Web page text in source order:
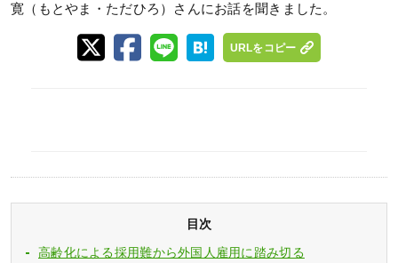
寛（もとやま・ただひろ）さんにお話を聞きました。
URLをコピー
目次
高齢化による採用難から外国人雇用に踏み切る